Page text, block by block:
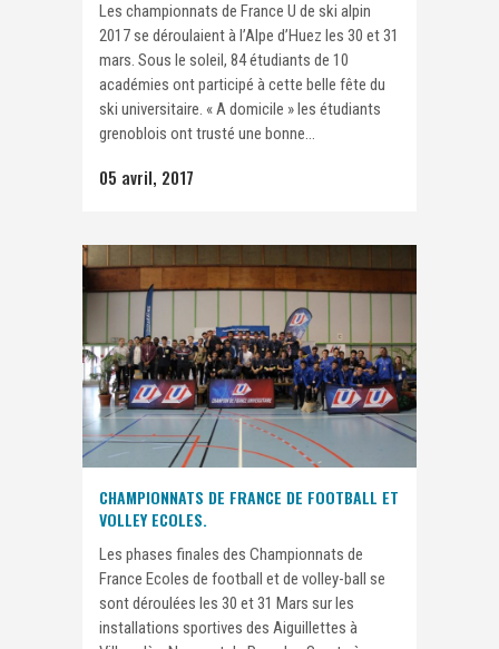
Les championnats de France U de ski alpin
2017 se déroulaient à l’Alpe d’Huez les 30 et 31
mars. Sous le soleil, 84 étudiants de 10
académies ont participé à cette belle fête du
ski universitaire. « A domicile » les étudiants
grenoblois ont trusté une bonne...
05 avril, 2017
CHAMPIONNATS DE FRANCE DE FOOTBALL ET
VOLLEY ECOLES.
Les phases finales des Championnats de
France Ecoles de football et de volley-ball se
sont déroulées les 30 et 31 Mars sur les
installations sportives des Aiguillettes à